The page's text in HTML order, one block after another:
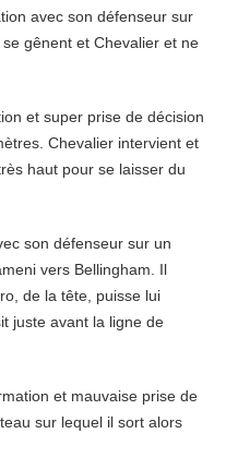
avec son défenseur sur
gênent et Chevalier et ne
et super prise de décision
Chevalier intervient et
haut pour se laisser du
son défenseur sur un
vers Bellingham. Il
de la tête, puisse lui
juste avant la ligne de
et mauvaise prise de
sur lequel il sort alors